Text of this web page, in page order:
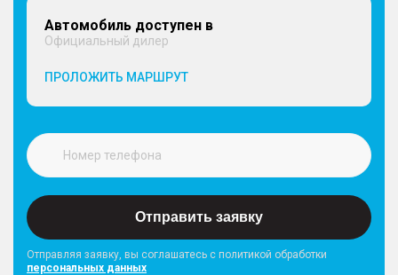
Автомобиль доступен в
Официальный дилер
ПРОЛОЖИТЬ МАРШРУТ
Отправить заявку
Отправляя заявку, вы соглашатесь с политикой обработки
персональных данных